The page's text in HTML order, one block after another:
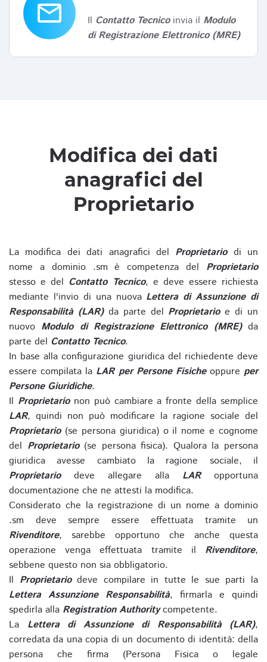
email Il Contatto Tecnicoinvia il Modulo
di Registrazione Elettronico (MRE)
Modifica dei dati
anagrafici del
Proprietario
La modifica dei dati anagrafici del Proprietariodi un
nome a dominio .sm è competenza del Proprietario
stesso e del Contatto Tecnico, e deve essere richiesta
mediante l'invio di una nuova Lettera di Assunzione di
Responsabilità (LAR)da parte del Proprietarioe di un
nuovo Modulo di Registrazione Elettronico (MRE)da
parte del Contatto Tecnico.
In base alla configurazione giuridica del richiedente deve
essere compilata la LAR per Persone Fisicheoppure per
Persone Giuridiche.
Il Proprietarionon può cambiare a fronte della semplice
LAR, quindi non può modificare la ragione sociale del
Proprietario(se persona giuridica) o il nome e cognome
del Proprietario(se persona fisica). Qualora la persona
giuridica avesse cambiato la ragione sociale, il
Proprietariodeve allegare alla LARopportuna
documentazione che ne attesti la modifica.
Considerato che la registrazione di un nome a dominio
.sm deve sempre essere effettuata tramite un
Rivenditore, sarebbe opportuno che anche questa
operazione venga effettuata tramite il Rivenditore,
sebbene questo non sia obbligatorio.
Il Proprietariodeve compilare in tutte le sue parti la
Lettera Assunzione Responsabilità, firmarla e quindi
spedirla alla Registration Authoritycompetente.
La Lettera di Assunzione di Responsabilità (LAR),
corredata da una copia di un documento di identità: della
persona che firma (Persona Fisica o legale